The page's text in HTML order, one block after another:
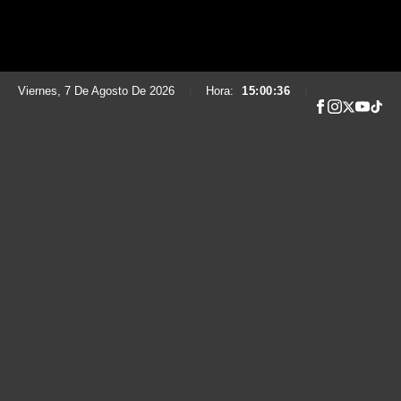
Viernes, 7 De Agosto De 2026 Hora: 15:00:37